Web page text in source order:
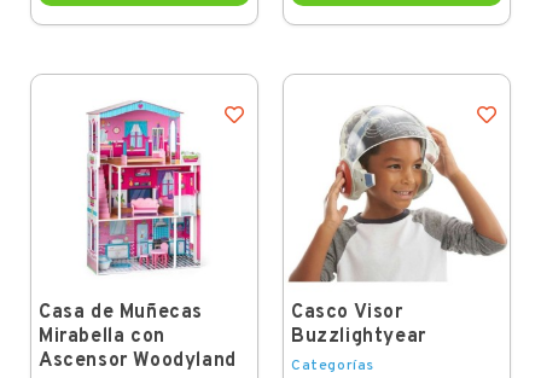
Casa de Muñecas
Mirabella con
Ascensor Woodyland
Casco Visor
Buzzlightyear
Categorías